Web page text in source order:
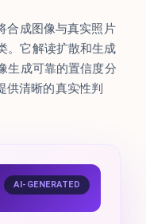
合成图像与真实照片
。它解读扩散和生成
生成可靠的置信度分
供清晰的真实性判
AI-GENERATED